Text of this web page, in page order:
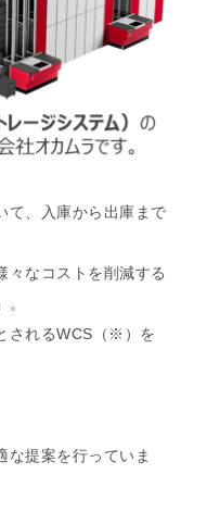
て、入庫から出庫まで
々なコストを削減する
されるWCS（※）を
な提案を行っていま